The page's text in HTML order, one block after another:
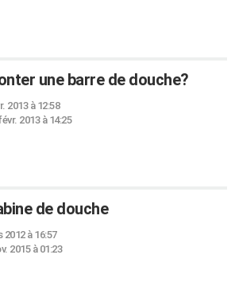
une barre de douche?
2013 à 12:58
2013 à 14:25
de douche
2012 à 16:57
2015 à 01:23